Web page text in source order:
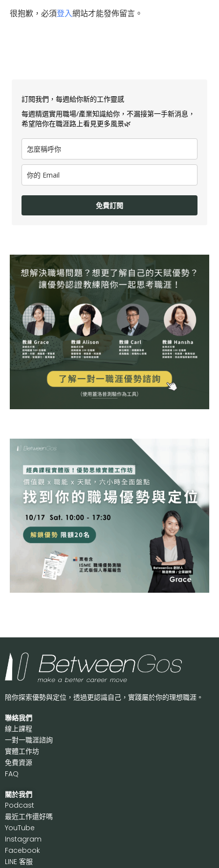
很抱歉，必須登入網站才能發佈留言。
訂閱我們，每週給你新的工作靈感
每週精選實用職場/產業知識給你，不漏接第一手新消息，
希望陪你在職涯路上看見更多風景🌿
免費訂閱
陪你探索優勢與定位，透過更認識自己， 實踐屬於你的理想職涯。
聯絡我們
線上課程
一對一職涯諮詢
實體工作坊
免費資源
FAQ
關於我們
Podcast
最近工作還好嗎
YouTube
Instagram
Facebook
LINE 客服